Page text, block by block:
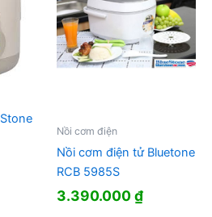
Nồi cơm điện
Nồi cơm điện tử Bluetone
RCB 5985S
3.390.000₫